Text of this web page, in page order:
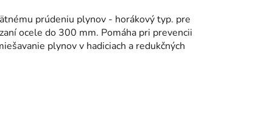
prúdeniu plynov - horákový typ. pre
ocele do 300 mm. Pomáha pri prevencii
plynov v hadiciach a redukčných